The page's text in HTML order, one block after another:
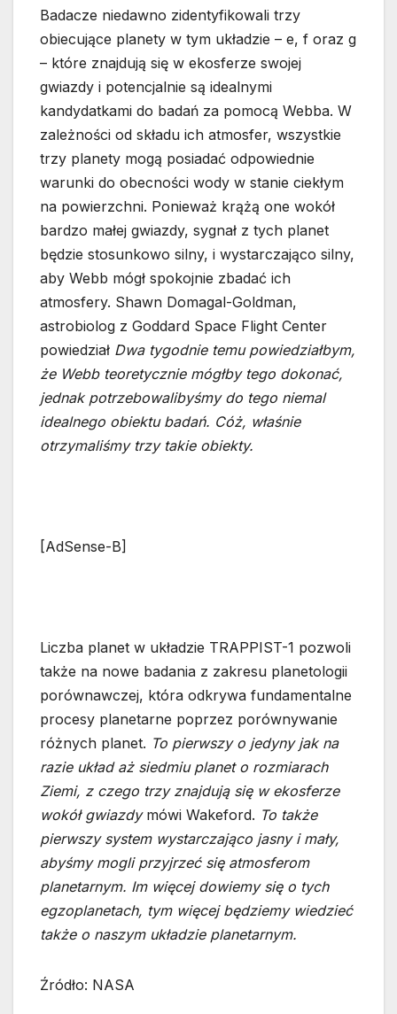
Badacze niedawno zidentyfikowali trzy
obiecujące planety w tym układzie – e, f oraz g
– które znajdują się w ekosferze swojej
gwiazdy i potencjalnie są idealnymi
kandydatkami do badań za pomocą Webba. W
zależności od składu ich atmosfer, wszystkie
trzy planety mogą posiadać odpowiednie
warunki do obecności wody w stanie ciekłym
na powierzchni. Ponieważ krążą one wokół
bardzo małej gwiazdy, sygnał z tych planet
będzie stosunkowo silny, i wystarczająco silny,
aby Webb mógł spokojnie zbadać ich
atmosfery. Shawn Domagal-Goldman,
astrobiolog z Goddard Space Flight Center
powiedział Dwa tygodnie temu powiedziałbym,
że Webb teoretycznie mógłby tego dokonać,
jednak potrzebowalibyśmy do tego niemal
idealnego obiektu badań. Cóż, właśnie
otrzymaliśmy trzy takie obiekty.
[AdSense-B]
Liczba planet w układzie TRAPPIST-1 pozwoli
także na nowe badania z zakresu planetologii
porównawczej, która odkrywa fundamentalne
procesy planetarne poprzez porównywanie
różnych planet. To pierwszy o jedyny jak na
razie układ aż siedmiu planet o rozmiarach
Ziemi, z czego trzy znajdują się w ekosferze
wokół gwiazdymówi Wakeford. To także
pierwszy system wystarczająco jasny i mały,
abyśmy mogli przyjrzeć się atmosferom
planetarnym. Im więcej dowiemy się o tych
egzoplanetach, tym więcej będziemy wiedzieć
także o naszym układzie planetarnym.
Źródło: NASA